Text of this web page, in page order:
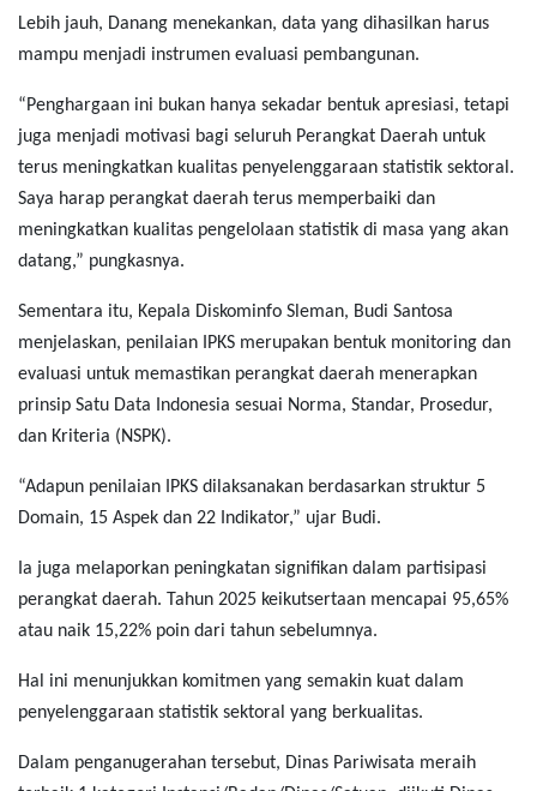
Lebih jauh, Danang menekankan, data yang dihasilkan harus
mampu menjadi instrumen evaluasi pembangunan.
“Penghargaan ini bukan hanya sekadar bentuk apresiasi, tetapi
juga menjadi motivasi bagi seluruh Perangkat Daerah untuk
terus meningkatkan kualitas penyelenggaraan statistik sektoral.
Saya harap perangkat daerah terus memperbaiki dan
meningkatkan kualitas pengelolaan statistik di masa yang akan
datang,” pungkasnya.
Sementara itu, Kepala Diskominfo Sleman, Budi Santosa
menjelaskan, penilaian IPKS merupakan bentuk monitoring dan
evaluasi untuk memastikan perangkat daerah menerapkan
prinsip Satu Data Indonesia sesuai Norma, Standar, Prosedur,
dan Kriteria (NSPK).
“Adapun penilaian IPKS dilaksanakan berdasarkan struktur 5
Domain, 15 Aspek dan 22 Indikator,” ujar Budi.
Ia juga melaporkan peningkatan signifikan dalam partisipasi
perangkat daerah. Tahun 2025 keikutsertaan mencapai 95,65%
atau naik 15,22% poin dari tahun sebelumnya.
Hal ini menunjukkan komitmen yang semakin kuat dalam
penyelenggaraan statistik sektoral yang berkualitas.
Dalam penganugerahan tersebut, Dinas Pariwisata meraih